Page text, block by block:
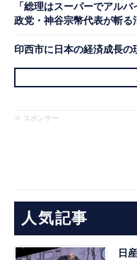
「総理はスーパーでアル
政党・神谷宗幣代表が斬
印西市に日本の経済成長の
※ スポンサー
人気記事
日